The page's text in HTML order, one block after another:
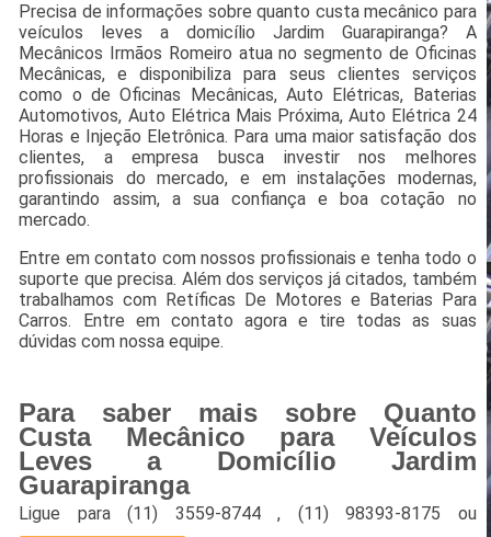
Precisa de informações sobre quanto custa mecânico para
veículos leves a domicílio Jardim Guarapiranga? A
Mecânicos Irmãos Romeiro atua no segmento de Oficinas
Mecânicas, e disponibiliza para seus clientes serviços
como o de Oficinas Mecânicas, Auto Elétricas, Baterias
Automotivos, Auto Elétrica Mais Próxima, Auto Elétrica 24
Horas e Injeção Eletrônica. Para uma maior satisfação dos
clientes, a empresa busca investir nos melhores
profissionais do mercado, e em instalações modernas,
garantindo assim, a sua confiança e boa cotação no
mercado.
Entre em contato com nossos profissionais e tenha todo o
suporte que precisa. Além dos serviços já citados, também
trabalhamos com Retíficas De Motores e Baterias Para
Carros. Entre em contato agora e tire todas as suas
dúvidas com nossa equipe.
Para saber mais sobre Quanto
Custa Mecânico para Veículos
Leves a Domicílio Jardim
Guarapiranga
Ligue para(11) 3559-8744 , (11) 98393-8175 ou